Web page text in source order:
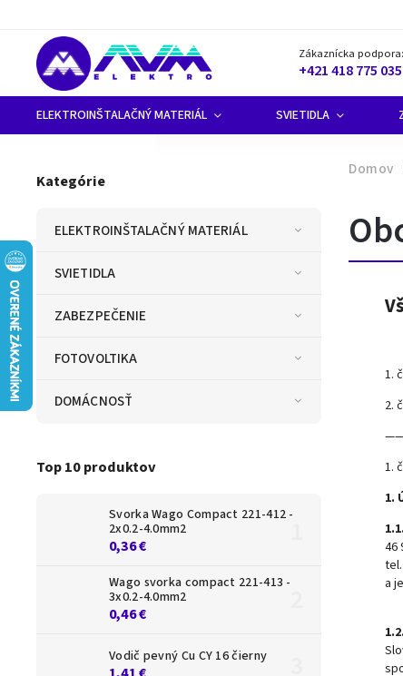
Zákaznícka podpora:
+421 418 775 035
ELEKTROINŠTALAČNÝ MATERIÁL SVIETIDLA
Domov
Kategórie
ELEKTROINŠTALAČNÝ MATERIÁL
SVIETIDLA
ZABEZPEČENIE
FOTOVOLTIKA
DOMÁCNOSŤ
Top 10 produktov
Svorka Wago Compact 221-412 -
2x0.2-4.0mm2
0,36 €
Wago svorka compact 221-413 -
3x0.2-4.0mm2
0,46 €
Vodič pevný Cu CY 16 čierny
1.
2.
1.
1.
1.1.
46
a
1.2.